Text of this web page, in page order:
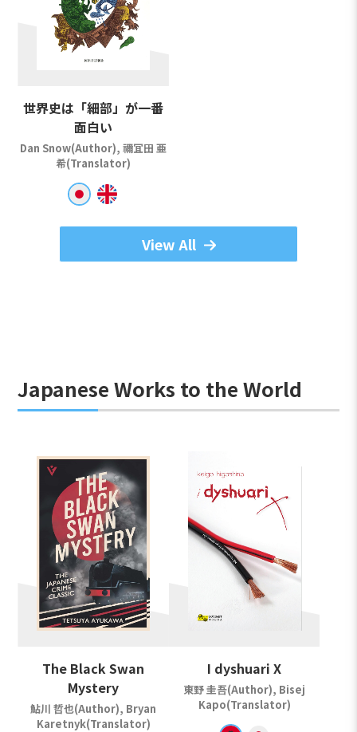
世界史は「細部」が一番
面白い
Dan Snow(Author), 禰冝田 亜
希(Translator)
View All
Japanese Works to the World
The Black Swan
Mystery
鮎川 哲也(Author), Bryan
Karetnyk(Translator)
I dyshuari X
東野 圭吾(Author), Bisej
Kapo(Translator)